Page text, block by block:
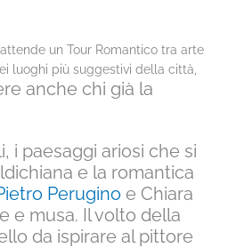
attende un Tour Romantico tra arte
luoghi più suggestivi della città,
anche chi già la
i paesaggi ariosi che si
e la romantica
Perugino e Chiara
e musa. Il volto della
da ispirare al pittore